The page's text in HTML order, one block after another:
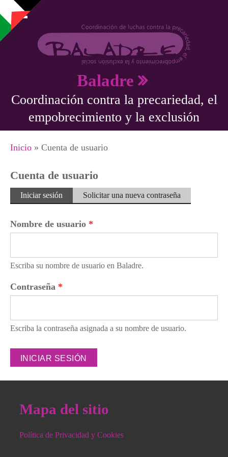
Pasar al contenido principal
Baladre
Coordinación contra la precariedad, el
empobrecimiento y la exclusión
Se encuentra usted aquí
Inicio » Cuenta de usuario
Cuenta de usuario
Solapas principales
Iniciar sesión (solapaSolicitar una nueva contraseña
Nombre de usuario *
Escriba su nombre de usuario en Baladre.
Contraseña *
Escriba la contraseña asignada a su nombre de usuario.
Mapa del sitio
Política de Privacidad y Cookies